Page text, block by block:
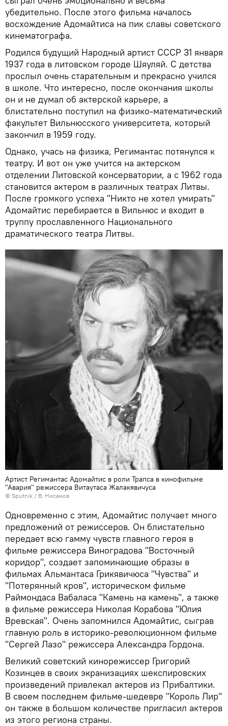
убедительно. После этого фильма началось
восхождение Адомайтиса на пик славы советского
кинематографа.
Родился будущий Народный артист СССР 31 января
1937 года в литовском городе Шяуляй. С детства
прослыл очень старательным и прекрасно учился
в школе. Что интересно, после окончания школы
он и не думал об актерской карьере, а
блистательно поступил на физико-математический
факультет Вильнюсского университета, который
закончил в 1959 году.
Однако, учась на физика, Регимантас потянулся к
театру. И вот он уже учится на актерском
отделении Литовской консерватории, а с 1962 года
становится актером в различных театрах Литвы.
После громкого успеха "Никто не хотел умирать"
Адомайтис перебирается в Вильнюс и входит в
труппу прославленного Национального
драматического театра Литвы.
Артист Регимантас Адомайтис в роли Трапса в кинофильме
"Авария" режиссера Витаутаса Жалакявичуса
© Sputnik / В. Нисанов
Одновременно с этим, Адомайтис получает много
предложений от режиссеров. Он блистательно
передает всю гамму чувств главного героя в
фильме режиссера Виноградова "Восточный
коридор", создает запоминающие образы в
фильмах Альмантаса Грикявичюса "Чувства" и
"Потерянный кров", историческом фильме
Раймондаса Вабаласа "Камень на камень", а также
в фильме режиссера Николая Корабова "Юлия
Вревская". Очень запомнился Адомайтис, сыграв
главную роль в историко-революционном фильме
"Сергей Лазо" режиссера Александра Гордона.
Великий советский кинорежиссер Григорий
Козинцев в своих экранизациях шекспировских
произведений привлекал актеров из Прибалтики.
В своем последнем фильме-шедевре "Король Лир"
он также в большом количестве пригласил актеров
из этого региона страны.